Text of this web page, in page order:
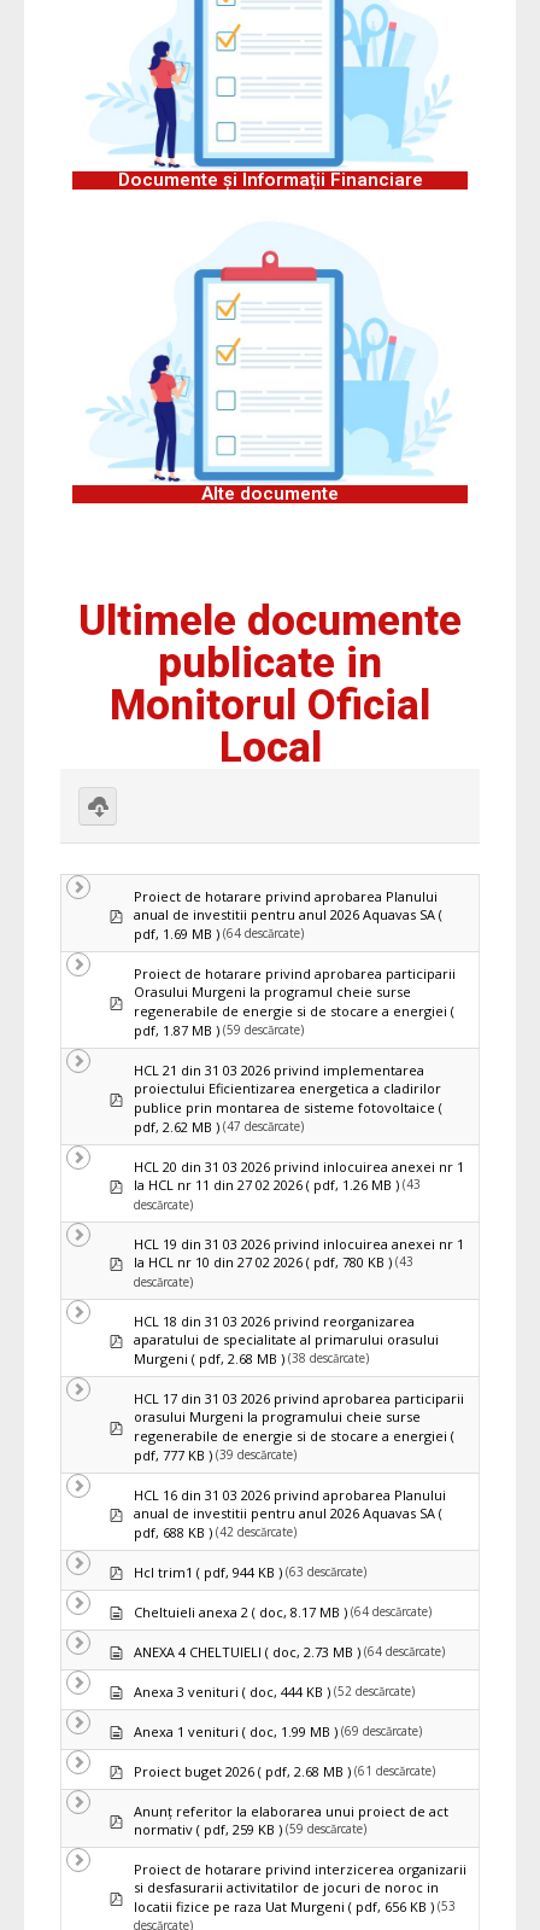
Documente și Informații Financiare
Alte documente
Ultimele documente
publicate in
Monitorul Oficial
Local
pdf
Proiect de hotarare privind aprobarea Planului
anual de investitii pentru anul 2026 Aquavas SA (
pdf, 1.69 MB ) (64 descărcate)
pdf
Proiect de hotarare privind aprobarea participarii
Orasului Murgeni la programul cheie surse
regenerabile de energie si de stocare a energiei (
pdf, 1.87 MB ) (59 descărcate)
pdf
HCL 21 din 31 03 2026 privind implementarea
proiectului Eficientizarea energetica a cladirilor
publice prin montarea de sisteme fotovoltaice (
pdf, 2.62 MB ) (47 descărcate)
pdf
HCL 20 din 31 03 2026 privind inlocuirea anexei nr 1
la HCL nr 11 din 27 02 2026 ( pdf, 1.26 MB ) (43
descărcate)
pdf
HCL 19 din 31 03 2026 privind inlocuirea anexei nr 1
la HCL nr 10 din 27 02 2026 ( pdf, 780 KB ) (43
descărcate)
pdf
HCL 18 din 31 03 2026 privind reorganizarea
aparatului de specialitate al primarului orasului
Murgeni ( pdf, 2.68 MB ) (38 descărcate)
pdf
HCL 17 din 31 03 2026 privind aprobarea participarii
orasului Murgeni la programului cheie surse
regenerabile de energie si de stocare a energiei (
pdf, 777 KB ) (39 descărcate)
pdf
HCL 16 din 31 03 2026 privind aprobarea Planului
anual de investitii pentru anul 2026 Aquavas SA (
pdf, 688 KB ) (42 descărcate)
pdfHcl trim1 ( pdf, 944 KB ) (63 descărcate)
Document
Cheltuieli anexa 2 ( doc, 8.17 MB ) (64 descărcate)
Document
ANEXA 4 CHELTUIELI ( doc, 2.73 MB ) (64 descărcate)
Document
Anexa 3 venituri ( doc, 444 KB ) (52 descărcate)
Document
Anexa 1 venituri ( doc, 1.99 MB ) (69 descărcate)
pdfProiect buget 2026 ( pdf, 2.68 MB ) (61 descărcate)
pdfAnunţ referitor la elaborarea unui proiect de act
normativ ( pdf, 259 KB ) (59 descărcate)
pdf
Proiect de hotarare privind interzicerea organizarii
si desfasurarii activitatilor de jocuri de noroc in
locatii fizice pe raza Uat Murgeni ( pdf, 656 KB ) (53
descărcate)